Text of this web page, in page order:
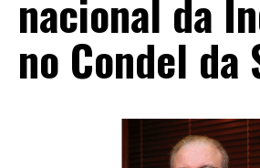
nacional da
no Condel da